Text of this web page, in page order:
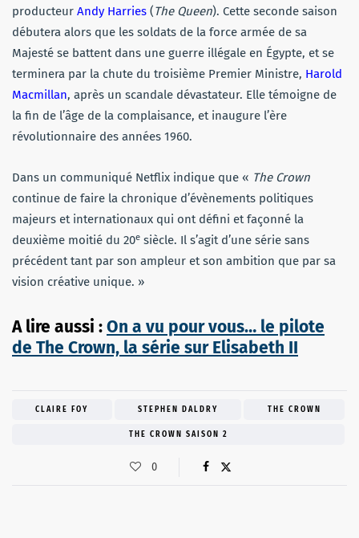
producteur Andy Harries (The Queen). Cette seconde saison
débutera alors que les soldats de la force armée de sa
Majesté se battent dans une guerre illégale en Égypte, et se
terminera par la chute du troisième Premier Ministre, Harold
Macmillan, après un scandale dévastateur. Elle témoigne de
la fin de l’âge de la complaisance, et inaugure l’ère
révolutionnaire des années 1960.
Dans un communiqué Netflix indique que « The Crown
continue de faire la chronique d’évènements politiques
majeurs et internationaux qui ont défini et façonné la
deuxième moitié du 20e siècle. Il s’agit d’une série sans
précédent tant par son ampleur et son ambition que par sa
vision créative unique. »
A lire aussi :On a vu pour vous… le pilote
de The Crown, la série sur Elisabeth II
CLAIRE FOY STEPHEN DALDRY THE CROWN
THE CROWN SAISON 2
0